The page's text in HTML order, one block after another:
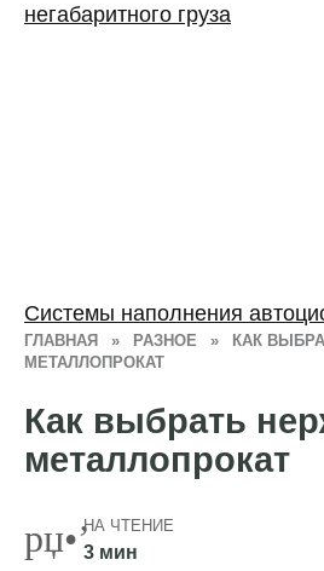
ГЛАВНАЯ » РАЗНОЕ »
КАК
МЕТАЛЛОПРОКАТ
Как выбрать
металлопрокат
НА ЧТЕНИЕ
3 мин
негабаритного груза
Системы наполнения